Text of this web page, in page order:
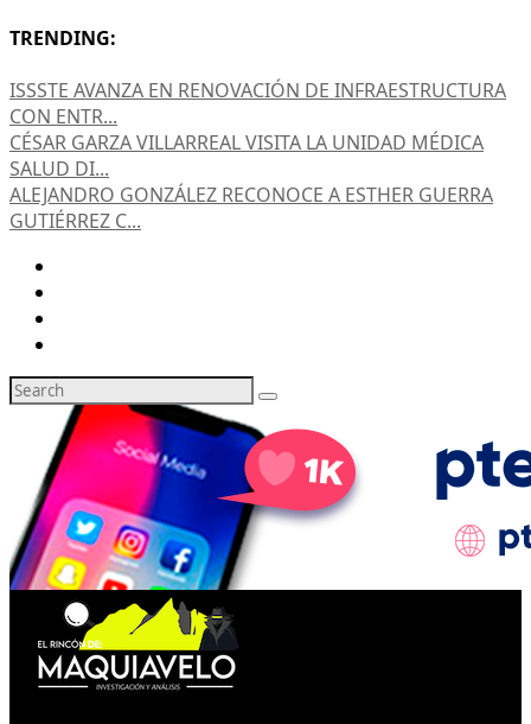
TRENDING:
ISSSTE AVANZA EN RENOVACIÓN DE INFRAESTRUCTURA
CON ENTR...
CÉSAR GARZA VILLARREAL VISITA LA UNIDAD MÉDICA
SALUD DI...
ALEJANDRO GONZÁLEZ RECONOCE A ESTHER GUERRA
GUTIÉRREZ C...